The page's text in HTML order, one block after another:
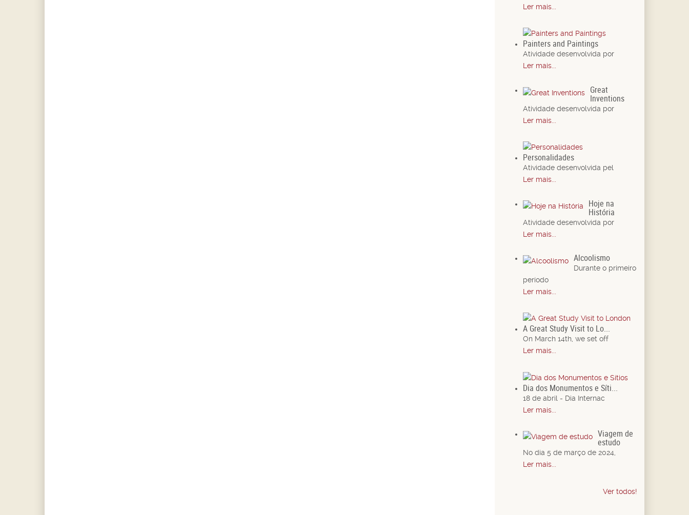
Ler mais...
Painters and Paintings
Atividade desenvolvida por
Ler mais...
Great
Inventions
Atividade desenvolvida por
Ler mais...
Personalidades
Atividade desenvolvida pel
Ler mais...
Hoje na
História
Atividade desenvolvida por
Ler mais...
Alcoolismo
Durante o primeiro
período
Ler mais...
A Great Study Visit to Lo...
On March 14th, we set off
Ler mais...
Dia dos Monumentos e Síti...
18 de abril - Dia Internac
Ler mais...
Viagem de
estudo
No dia 5 de março de 2024,
Ler mais...
Ver todos!